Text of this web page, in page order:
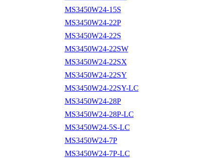
MS3450W24-15S
MS3450W24-22P
MS3450W24-22S
MS3450W24-22SW
MS3450W24-22SX
MS3450W24-22SY
MS3450W24-22SY-LC
MS3450W24-28P
MS3450W24-28P-LC
MS3450W24-5S-LC
MS3450W24-7P
MS3450W24-7P-LC